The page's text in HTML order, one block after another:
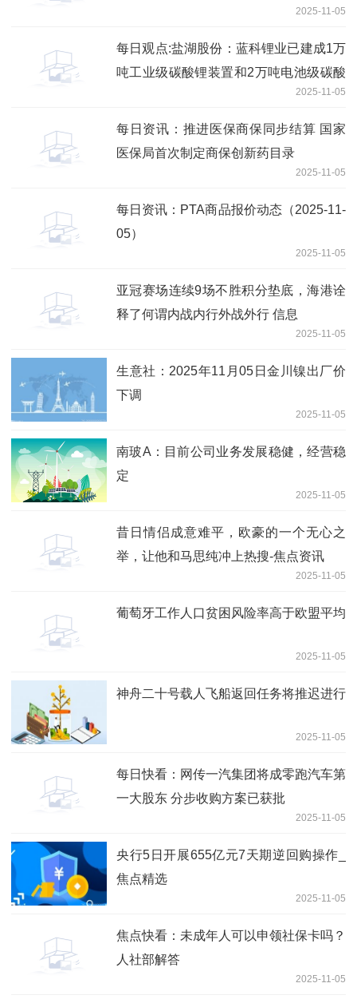
2025-11-05
每日观点:盐湖股份：蓝科锂业已建成1万
吨工业级碳酸锂装置和2万吨电池级碳酸
锂装置，近年通过技术提升及改造，产量
合计约4万吨
2025-11-05
每日资讯：推进医保商保同步结算 国家
医保局首次制定商保创新药目录
2025-11-05
每日资讯：PTA商品报价动态（2025-11-
05）
2025-11-05
亚冠赛场连续9场不胜积分垫底，海港诠
释了何谓内战内行外战外行 信息
2025-11-05
生意社：2025年11月05日金川镍出厂价
下调
2025-11-05
南玻A：目前公司业务发展稳健，经营稳
定
2025-11-05
昔日情侣成意难平，欧豪的一个无心之
举，让他和马思纯冲上热搜-焦点资讯
2025-11-05
葡萄牙工作人口贫困风险率高于欧盟平均
2025-11-05
神舟二十号载人飞船返回任务将推迟进行
2025-11-05
每日快看：网传一汽集团将成零跑汽车第
一大股东 分步收购方案已获批
2025-11-05
央行5日开展655亿元7天期逆回购操作_
焦点精选
2025-11-05
焦点快看：未成年人可以申领社保卡吗？
人社部解答
2025-11-05